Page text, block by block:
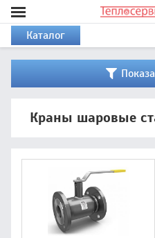
Каталог
Краны шаровые